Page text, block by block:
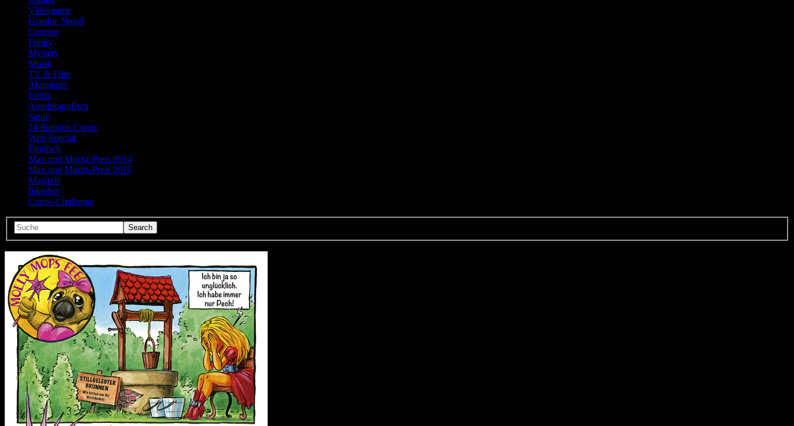
Videogame
Graphic Novel
Cartoon
Funny
Mystery
Musik
TV & Film
Abenteuer
Erotik
Autobiografisch
Satire
24 Stunden Comic
Web-Special
Englisch
Max und Moritz-Preis 2014
Max und Moritz-Preis 2016
Magazin
Inktober
Comic-Challenge